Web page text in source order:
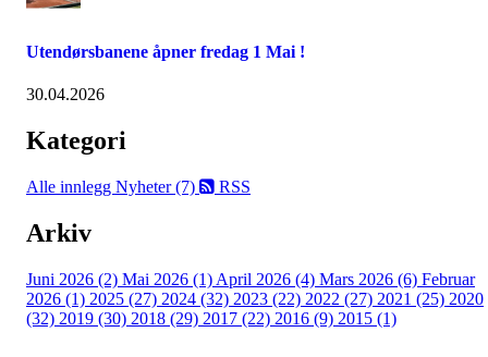
Utendørsbanene åpner fredag 1 Mai !
30.04.2026
Kategori
Alle innlegg Nyheter (7) RSS
Arkiv
Juni 2026 (2) Mai 2026 (1) April 2026 (4) Mars 2026 (6) Februar
2026 (1) 2025 (27) 2024 (32) 2023 (22) 2022 (27) 2021 (25) 2020
(32) 2019 (30) 2018 (29) 2017 (22) 2016 (9) 2015 (1)